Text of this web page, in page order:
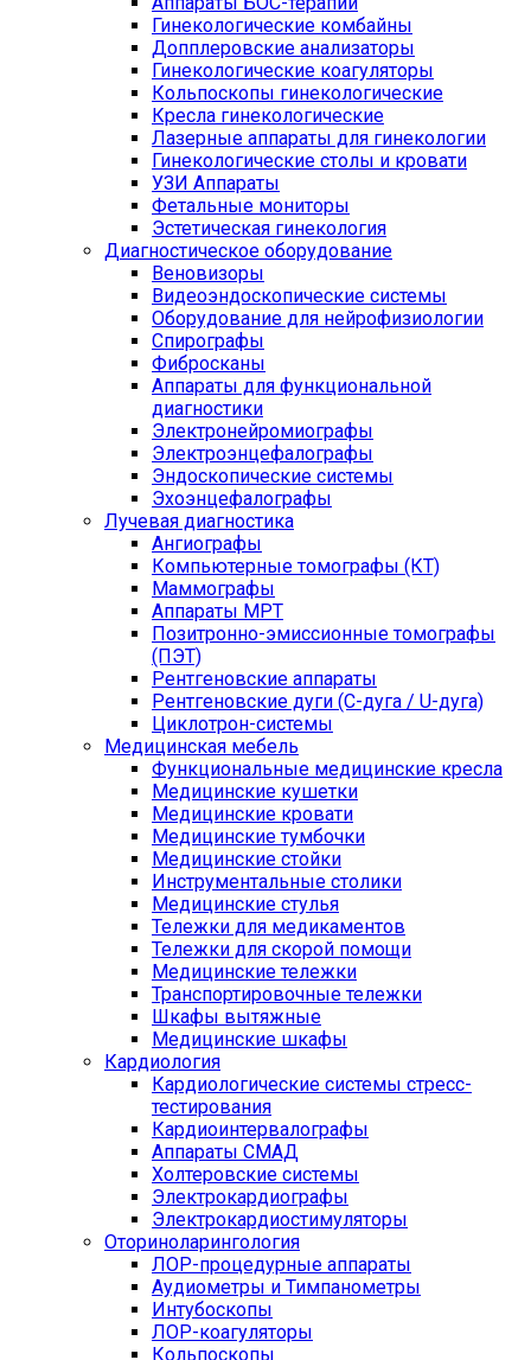
Гинекологические комбайны
Допплеровские анализаторы
Гинекологические коагуляторы
Кольпоскопы гинекологические
Кресла гинекологические
Лазерные аппараты для гинекологии
Гинекологические столы и кровати
УЗИ Аппараты
Фетальные мониторы
Эстетическая гинекология
Диагностическое оборудование
Веновизоры
Видеоэндоскопические системы
Оборудование для нейрофизиологии
Спирографы
Фибросканы
Аппараты для функциональной
диагностики
Электронейромиографы
Электроэнцефалографы
Эндоскопические системы
Эхоэнцефалографы
Лучевая диагностика
Ангиографы
Компьютерные томографы (КТ)
Маммографы
Аппараты МРТ
Позитронно-эмиссионные томографы
(ПЭТ)
Рентгеновские аппараты
Рентгеновские дуги (С-дуга / U-дуга)
Циклотрон-системы
Медицинская мебель
Функциональные медицинские кресла
Медицинские кушетки
Медицинские кровати
Медицинские тумбочки
Медицинские стойки
Инструментальные столики
Медицинские стулья
Тележки для медикаментов
Тележки для скорой помощи
Медицинские тележки
Транспортировочные тележки
Шкафы вытяжные
Медицинские шкафы
Кардиология
Кардиологические системы стресс-
тестирования
Кардиоинтервалографы
Аппараты СМАД
Холтеровские системы
Электрокардиографы
Электрокардиостимуляторы
Оториноларингология
ЛОР-процедурные аппараты
Аудиометры и Тимпанометры
Интубоскопы
ЛОР-коагуляторы
Кольпоскопы